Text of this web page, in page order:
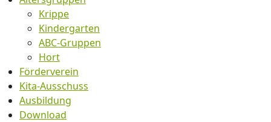
Krippe
Kindergarten
ABC-Gruppen
Hort
Förderverein
Kita-Ausschuss
Ausbildung
Download